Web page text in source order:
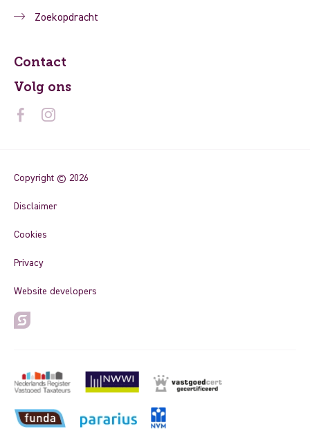
Zoekopdracht
Contact
Volg ons
Copyright © 2026
Disclaimer
Cookies
Privacy
Website developers